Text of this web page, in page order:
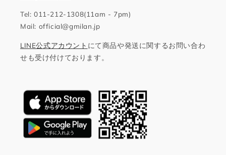
Tel: 011-212-1308(11am - 7pm)
Mail: official@gmilan.jp
LINE公式アカウント にて商品や発送に関するお問い合わ
せも受け付けております。